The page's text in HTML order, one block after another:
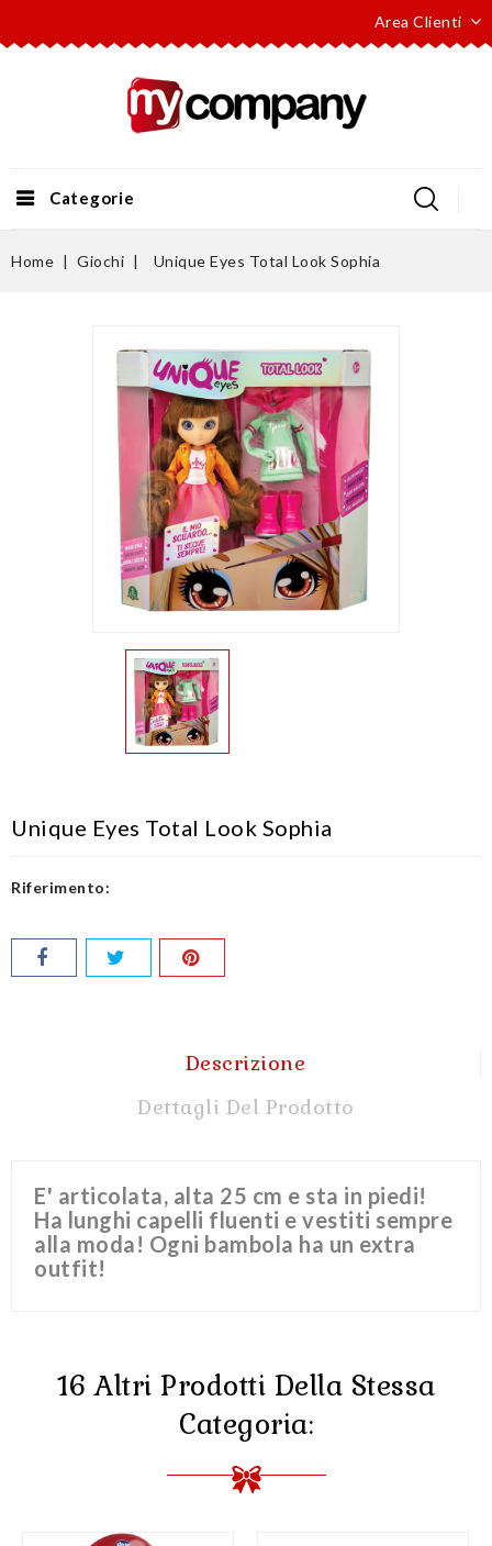
Area Clienti
Categorie
Home Giochi Unique Eyes Total Look Sophia
Unique Eyes Total Look Sophia
Riferimento:
Descrizione
Dettagli Del Prodotto
E' articolata, alta 25 cm e sta in piedi!
Ha lunghi capelli fluenti e vestiti sempre
alla moda! Ogni bambola ha un extra
outfit!
16 Altri Prodotti Della Stessa
Categoria: